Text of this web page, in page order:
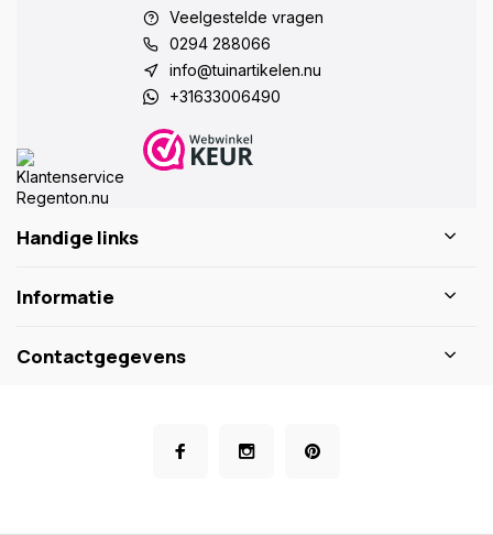
Veelgestelde vragen
0294 288066
info@tuinartikelen.nu
+31633006490
Handige links
Informatie
Contactgegevens